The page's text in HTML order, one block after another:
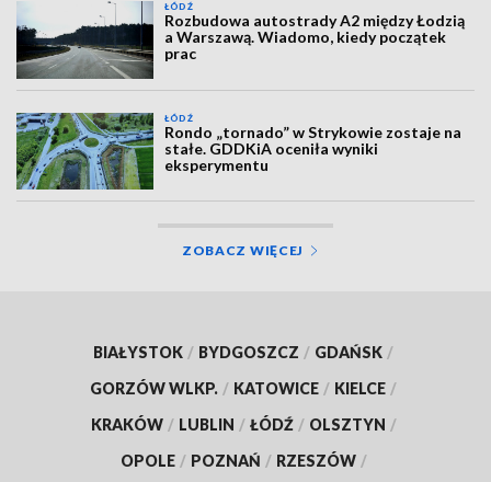
ŁÓDŹ
Rozbudowa autostrady A2 między Łodzią
a Warszawą. Wiadomo, kiedy początek
prac
ŁÓDŹ
Rondo „tornado” w Strykowie zostaje na
stałe. GDDKiA oceniła wyniki
eksperymentu
ZOBACZ WIĘCEJ
BIAŁYSTOK / BYDGOSZCZ / GDAŃSK /
GORZÓW WLKP. / KATOWICE / KIELCE /
KRAKÓW / LUBLIN / ŁÓDŹ / OLSZTYN /
OPOLE / POZNAŃ / RZESZÓW /